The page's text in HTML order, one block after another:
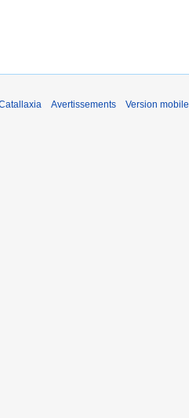
Avertissements Version mobile